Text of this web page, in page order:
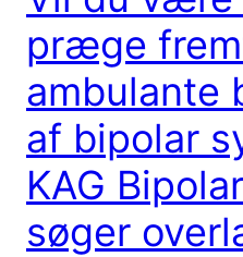
præge
ambulante
af bipolar
KAG
søger